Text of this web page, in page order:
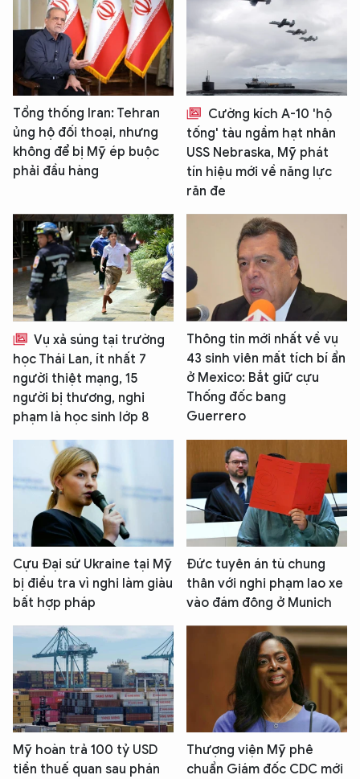
Tổng thống Iran: Tehran
ủng hộ đối thoại, nhưng
không để bị Mỹ ép buộc
phải đầu hàng
Cường kích A-10 'hộ
tống' tàu ngầm hạt nhân
USS Nebraska, Mỹ phát
tín hiệu mới về năng lực
răn đe
Vụ xả súng tại trường
học Thái Lan, ít nhất 7
người thiệt mạng, 15
người bị thương, nghi
phạm là học sinh lớp 8
Thông tin mới nhất về vụ
43 sinh viên mất tích bí ẩn
ở Mexico: Bắt giữ cựu
Thống đốc bang
Guerrero
Cựu Đại sứ Ukraine tại Mỹ
bị điều tra vì nghi làm giàu
bất hợp pháp
Đức tuyên án tù chung
thân với nghi phạm lao xe
vào đám đông ở Munich
Mỹ hoàn trả 100 tỷ USD
tiền thuế quan sau phán
Thượng viện Mỹ phê
chuẩn Giám đốc CDC mới